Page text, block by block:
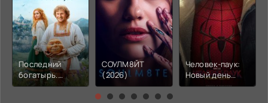
Последний
богатырь.
Колобок (2026)
СОУЛМ8ЙТ
(2026)
Человек-паук:
Новый день
(2026)